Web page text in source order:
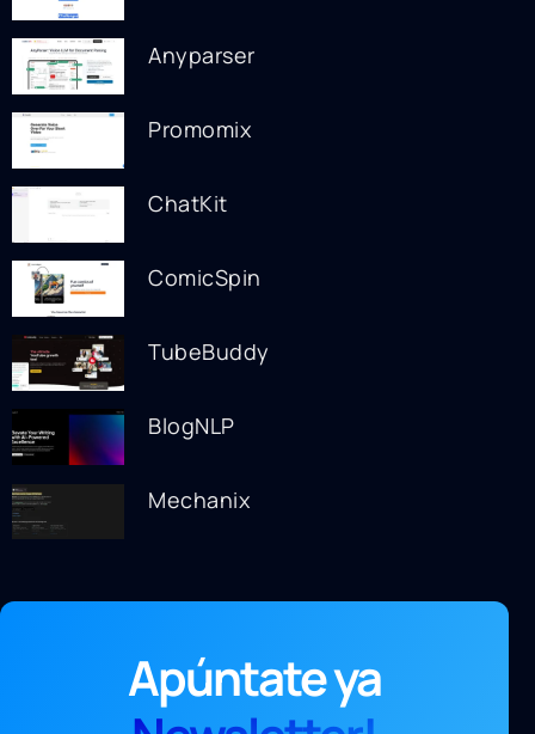
Anyparser
Promomix
ChatKit
ComicSpin
TubeBuddy
BlogNLP
Mechanix
Apúntate ya